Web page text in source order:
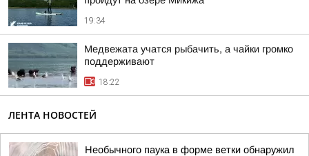
19:34
Медвежата учатся рыбачить, а чайки громко
поддерживают
18:22
ЛЕНТА НОВОСТЕЙ
Необычного паука в форме ветки обнаружил